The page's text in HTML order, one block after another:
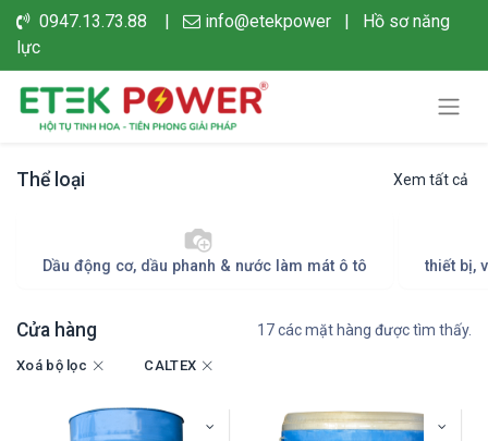
0947.13.73.88 | info@etekpower |
Hồ sơ năng
lực
Thể loại Xem tất cả
Dầu động cơ, dầu phanh & nước làm mát ô tô thiết bị,
Cửa hàng 17 các mặt hàng được tìm thấy.
Xoá bộ lọc CALTEX